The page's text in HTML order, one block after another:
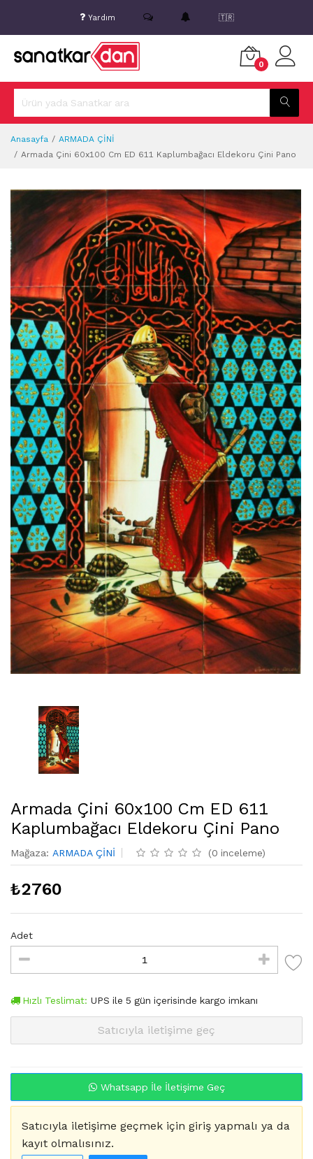
Yardım 🇹🇷
0
Anasayfa
ARMADA ÇİNİ
Armada Çini 60x100 Cm ED 611 Kaplumbağacı Eldekoru Çini Pano
Armada Çini 60x100 Cm ED 611
Kaplumbağacı Eldekoru Çini Pano
Mağaza: ARMADA ÇİNİ (0 inceleme)
₺2760
Adet
Hızlı Teslimat: UPS ile 5 gün içerisinde kargo imkanı
Satıcıyla iletişime geç
Whatsapp İle İletişime Geç
Satıcıyla iletişime geçmek için giriş yapmalı ya da
kayıt olmalısınız.